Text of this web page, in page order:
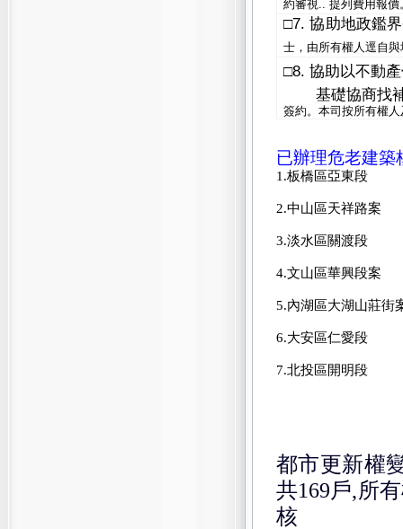
約審視..提列費用報
□7.協助地政鑑界
士，由所有權人逕自
□8.協助以不動
基礎協商找
簽約。本司按所有權
已辦理危老建築
1.板橋區亞東段
2.中山區天祥路案
3.淡水區關渡段
4.文山區華興段案
5.內湖區大湖山莊街
6.大安區仁愛段
7.北投區開明段
都市更新權
共169戶,所有
核